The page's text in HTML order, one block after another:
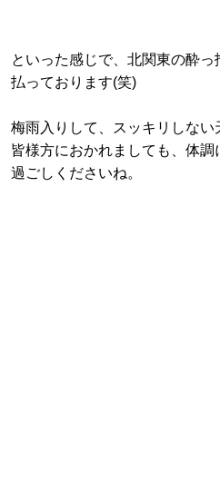
といった感じで、北関東の酔
払っております(笑)
梅雨入りして、スッキリしない
皆様方におかれましても、体
過ごしくださいね。